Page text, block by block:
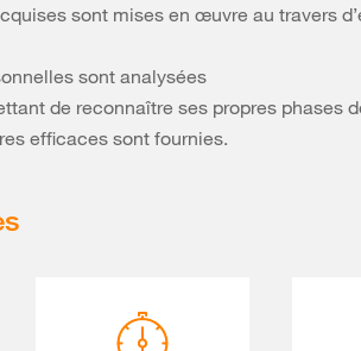
sont mises en œuvre au travers
sont analysées
de reconnaître ses propres phases
efficaces sont fournies.